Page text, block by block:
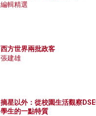
編輯精選
西方世界兩批政客
張建雄
摘星以外：從校園生活觀察
學生的一點特質